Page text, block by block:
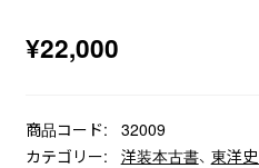
¥22,000
商品コード:
32009
カテゴリー:
洋装本古書、 東洋史